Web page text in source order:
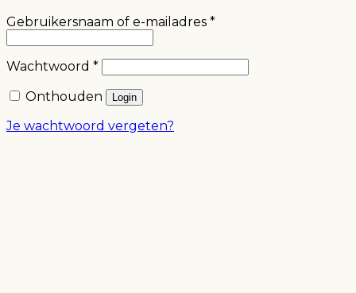
Gebruikersnaam of e-mailadres *Vereist
Wachtwoord *Vereist
Onthouden Login
Je wachtwoord vergeten?